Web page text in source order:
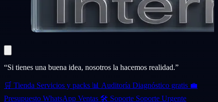
“Si tienes una buena idea, nosotros la hacemos realidad.”
🛒 Tienda Servicios y packs 📊 Auditoría Diagnóstico gratis 💼
Presupuesto WhatsApp Ventas 🛠️ Soporte Soporte Urgente